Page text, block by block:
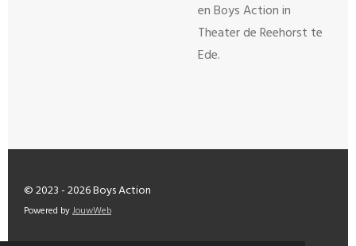
en Boys Action in
Theater de Reehorst te
Ede.
© 2023 - 2026 Boys Action
Powered byJouwWeb